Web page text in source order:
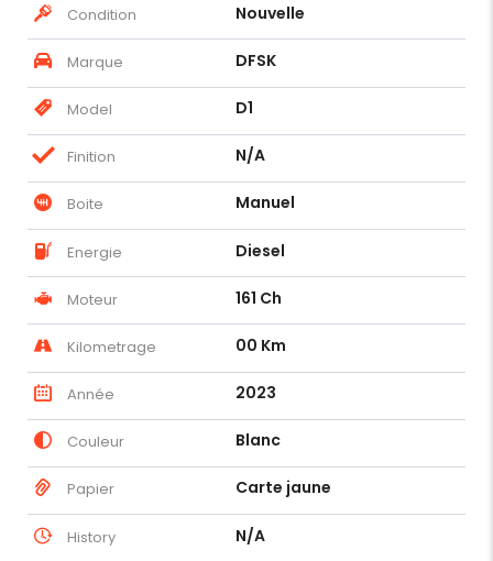
Condition Nouvelle
Marque DFSK
Model D1
Finition N/A
Boite Manuel
Energie Diesel
Moteur 161 Ch
Kilometrage 00 Km
Année 2023
Couleur Blanc
Papier Carte jaune
History N/A